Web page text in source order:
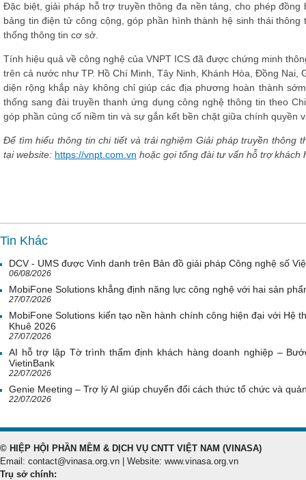
Đặc biệt, giải pháp hỗ trợ truyền thông đa nền tảng, cho phép
bảng tin điện tử công cộng, góp phần hình thành hệ sinh thái
thống thông tin cơ sở.
Tính hiệu quả về công nghệ của VNPT ICS đã được chứng minh
trên cả nước như TP. Hồ Chí Minh, Tây Ninh, Khánh Hòa, Đồng
diện rộng khắp này không chỉ giúp các địa phương hoàn thành
thống sang đài truyền thanh ứng dụng công nghệ thông tin theo
góp phần củng cố niềm tin và sự gắn kết bền chặt giữa chính quyền
Để tìm hiểu thông tin chi tiết và trải nghiệm Giải pháp truyền thông
tại website: https://vnpt.com.vn hoặc gọi tổng đài tư vấn hỗ trợ khách
Tin Khác
DCV - UMS được Vinh danh trên Bản đồ giải pháp Công nghệ số
06/08/2026
MobiFone Solutions khẳng định năng lực công nghệ với hai sản
27/07/2026
MobiFone Solutions kiến tạo nền hành chính công hiện đại với Hệ
Khuê 2026
27/07/2026
AI hỗ trợ lập Tờ trình thẩm định khách hàng doanh nghiệp –
VietinBank
22/07/2026
Genie Meeting – Trợ lý AI giúp chuyển đổi cách thức tổ chức và
22/07/2026
© HIỆP HỘI PHẦN MỀM & DỊCH VỤ CNTT VIỆT NAM (VINASA)
Email: contact@vinasa.org.vn | Website: www.vinasa.org.vn
Trụ sở chính: